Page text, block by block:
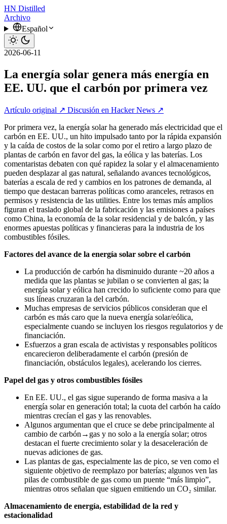
HN Distilled
Archivo
Español
2026-06-11
La energía solar genera más energía en
EE. UU. que el carbón por primera vez
Artículo original ↗ Discusión en Hacker News ↗
Por primera vez, la energía solar ha generado más electricidad que el
carbón en EE. UU., un hito impulsado tanto por la rápida expansión
y la caída de costos de la solar como por el retiro a largo plazo de
plantas de carbón en favor del gas, la eólica y las baterías. Los
comentaristas debaten con qué rapidez la solar y el almacenamiento
pueden desplazar al gas natural, señalando avances tecnológicos,
baterías a escala de red y cambios en los patrones de demanda, al
tiempo que destacan barreras políticas como aranceles, retrasos en
permisos y resistencia de las utilities. Entre los temas más amplios
figuran el traslado global de la fabricación y las emisiones a países
como China, la economía de la solar residencial y de balcón, y las
enormes apuestas políticas y financieras para la industria de los
combustibles fósiles.
Factores del avance de la energía solar sobre el carbón
La producción de carbón ha disminuido durante ~20 años a
medida que las plantas se jubilan o se convierten al gas; la
energía solar y eólica han crecido lo suficiente como para que
sus líneas cruzaran la del carbón.
Muchas empresas de servicios públicos consideran que el
carbón es más caro que la nueva energía solar/eólica,
especialmente cuando se incluyen los riesgos regulatorios y de
financiación.
Esfuerzos a gran escala de activistas y responsables políticos
encarecieron deliberadamente el carbón (presión de
financiación, obstáculos legales), acelerando los cierres.
Papel del gas y otros combustibles fósiles
En EE. UU., el gas sigue superando de forma masiva a la
energía solar en generación total; la cuota del carbón ha caído
mientras crecían el gas y las renovables.
Algunos argumentan que el cruce se debe principalmente al
cambio de carbón→gas y no solo a la energía solar; otros
destacan el fuerte crecimiento solar y la desaceleración de
nuevas adiciones de gas.
Las plantas de gas, especialmente las de pico, se ven como el
siguiente objetivo de reemplazo por baterías; algunos ven las
pilas de combustible de gas como un puente “más limpio”,
mientras otros señalan que siguen emitiendo un CO₂ similar.
Almacenamiento de energía, estabilidad de la red y
estacionalidad